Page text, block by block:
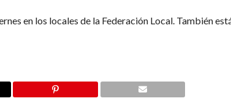
en los locales de la Federación Local. También